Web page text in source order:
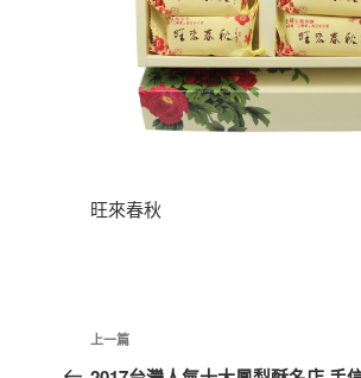
旺來春秋
文
上
一
上一篇